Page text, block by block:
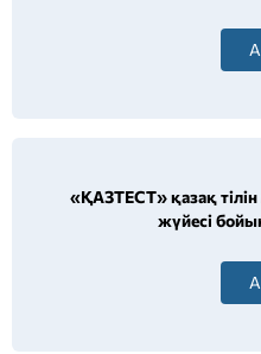
«ҚАЗТЕСТ» қазақ тілін
жүйесі